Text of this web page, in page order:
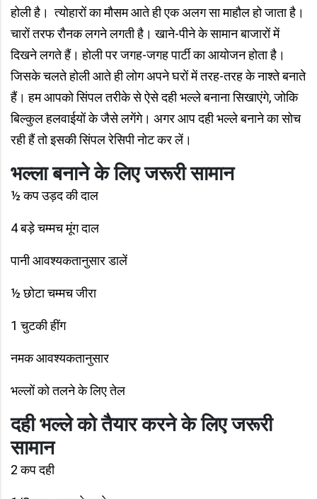
होली है। त्योहारों का मौसम आते ही एक अलग सा माहौल हो जाता है।
चारों तरफ रौनक लगने लगती है। खाने-पीने के सामान बाजारों में
दिखने लगते हैं। होली पर जगह-जगह पार्टी का आयोजन होता है।
जिसके चलते होली आते ही लोग अपने घरों में तरह-तरह के नाश्ते बनाते
हैं। हम आपको सिंपल तरीके से ऐसे दही भल्ले बनाना सिखाएंगे, जोकि
बिल्कुल हलवाईयों के जैसे लगेंगे। अगर आप दही भल्ले बनाने का सोच
रही हैं तो इसकी सिंपल रेसिपी नोट कर लें।
भल्ला बनाने के लिए जरूरी सामान
½ कप उड़द की दाल
4 बड़े चम्मच मूंग दाल
पानी आवश्यकतानुसार डालें
½ छोटा चम्मच जीरा
1 चुटकी हींग
नमक आवश्यकतानुसार
भल्लों को तलने के लिए तेल
दही भल्ले को तैयार करने के लिए जरूरी
सामान
2 कप दही